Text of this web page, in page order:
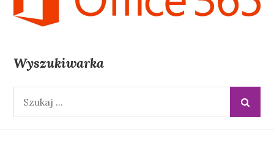
Wyszukiwarka